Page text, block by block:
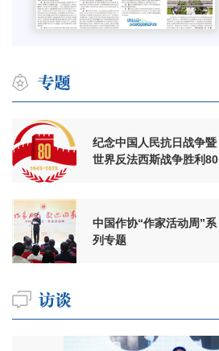
纪念中国人民抗日战争暨
世界反法西斯战争胜利80
中国作协“作家活动周”系
列专题